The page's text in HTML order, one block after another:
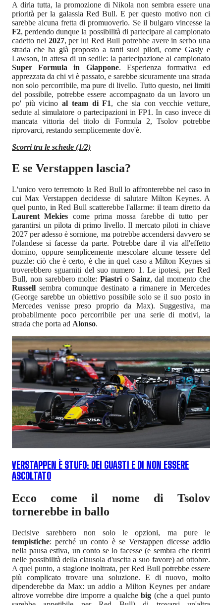
A dirla tutta, la promozione di Nikola non sembra essere una
priorità per la galassia Red Bull. E per questo motivo non ci
sarebbe alcuna fretta di promuoverlo. Se il bulgaro vincesse la
F2, perdendo dunque la possibilità di partecipare al campionato
cadetto nel 2027, per lui Red Bull potrebbe avere in serbo una
strada che ha già proposto a tanti suoi piloti, come Gasly e
Lawson, in attesa di un sedile: la partecipazione al campionato
Super Formula in Giappone. Esperienza formativa ed
apprezzata da chi vi è passato, e sarebbe sicuramente una strada
non solo percorribile, ma pure di livello. Tutto questo, nei limiti
del possibile, potrebbe essere accompagnato da un lavoro un
po' più vicinoal team di F1, che sia con vecchie vetture,
sedute al simulatore o partecipazioni in FP1. In caso invece di
mancata vittoria del titolo di Formula 2, Tsolov potrebbe
riprovarci, restando semplicemente dov'è.
Scorri tra le schede (1/2)
E se Verstappen lascia?
L'unico vero terremoto la Red Bull lo affronterebbe nel caso in
cui Max Verstappen decidesse di salutare Milton Keynes. A
quel punto, in Red Bull scatterebbe l'allarme: il team diretto da
Laurent Mekies come prima mossa farebbe di tutto per
garantirsi un pilota di primo livello. Il mercato piloti in chiave
2027 per adesso è sornione, ma potrebbe accendersi davvero se
l'olandese si facesse da parte. Potrebbe dare il via all'effetto
domino, oppure semplicemente mescolare alcune tessere del
puzzle: ciò che è certo, è che in quel caso a Milton Keynes si
troverebbero sguarniti del suo numero 1. Le ipotesi, per Red
Bull, non sarebbero molte:Piastri o Sainz, dal momento che
Russellsembra comunque destinato a rimanere in Mercedes
(George sarebbe un obiettivo possibile solo se il suo posto in
Mercedes venisse preso proprio da Max). Suggestiva, ma
probabilmente poco percorribile per una serie di motivi, la
strada che porta ad Alonso.
VERSTAPPEN È STUFO: DEI GUASTI E DI NON ESSERE
ASCOLTATO
Ecco come il nome di Tsolov
tornerebbe in ballo
Decisive sarebbero non solo le opzioni, ma pure le
tempistiche: perché un conto è se Verstappen dicesse addio
nella pausa estiva, un conto se lo facesse (e sembra che rientri
nelle possibilità della clausola d'uscita a suo favore) ad ottobre.
A quel punto, a stagione inoltrata, per Red Bull potrebbe essere
più complicato trovare una soluzione. E di nuovo, molto
dipenderebbe da Max: un addio a Milton Keynes per andare
altrove vorrebbe dire imporre a qualchebig (che a quel punto